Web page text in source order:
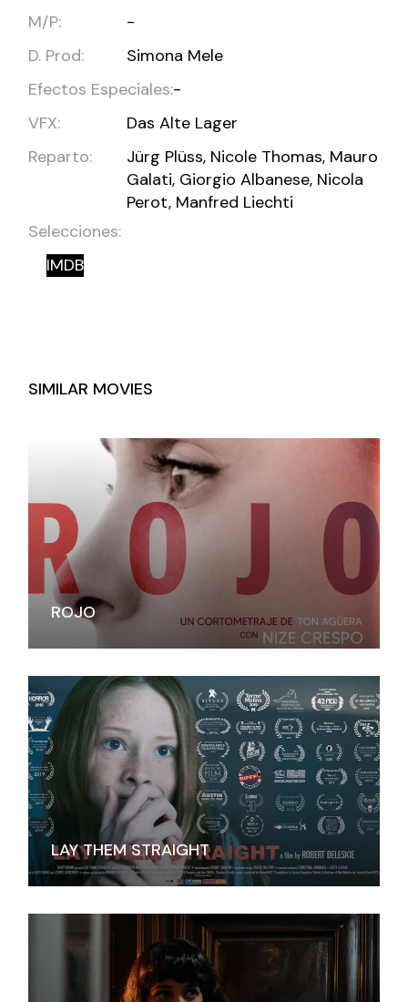
M/P:
-
D. Prod:
Simona Mele
Efectos Especiales:-
VFX:
Das Alte Lager
Reparto:
Jürg Plüss, Nicole Thomas, Mauro
Galati, Giorgio Albanese, Nicola
Perot, Manfred Liechti
Selecciones:
IMDB
SIMILAR MOVIES
ROJO
LAY THEM STRAIGHT